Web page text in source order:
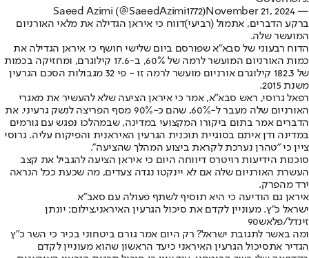
— Saeed Azimi (@SaeedAzimi1772)
November 21, 2024
ברקע הדברים, אתמול (רביעי)דווח כי איראן הגדילה את מלאי האורניום
המועשר שלה.
הדוח רבעוני של סבא"א שפורסם ביום שלישי חושף כי איראן הגדילה את
כמות האורניום המועשר לרמה של 60%, ב-17.6 קילוגרם, ומחזיקה בכמות
של 182.3 קילוגרם אורניום מועשר לרמה זו - פי 32 מגבולות הסכם הגרעין
משנת 2015.
רפאל גרוסי, ראש סבא"א, אמר כי איראן הציעה שלא להעשיר את מאגרי
האורניום שלה מעבר ל-60%, שהם כ-90% מסף הפריצה לנשק גרעיני. את
הדברים אמר בתום ביקורו המקצועי במדינה, שבמהלכו נפגש עם גורמים
במדינה ודן איתם בסוגיית תוכנית הגרעין האיראנית והפיקוח עליה. גרוסי
ציין כי "טהרן נערכת לקראת ביצוע המהלך שהציעה".
סוכנות הידיעות רויטרס דיווחה היום כי איראן הציעה להגביל את קצב
העשרת האורניום שלה אם לא יינקטו נגדה צעדים, מה שכעת ככל הנראה
ירד מהפרק.
איראן גם הודיעה כי היא תוסיף לשתף פעולה עם סאב״א
ישראל כ"ץ. מעוניין לקדם את סיכול הגרעין האיראני,צילום: יונתן
זינדל/פלאש90
ומה באשר לתגובת ישראל? רק היום אמר גורם ביטחוני בכיר כי השר כ"ץ
הגדיר אתסיכול הגרעין האיראני כיעד הראשון שהוא מעוניין לקדם